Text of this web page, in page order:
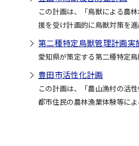
この計画は、「鳥獣による農
援を受け計画的に鳥獣対策を
第二種特定鳥獣管理計画実
愛知県が策定する第二種特定
豊田市活性化計画
この計画は、「農山漁村の活
都市住民の農林漁業体験等に